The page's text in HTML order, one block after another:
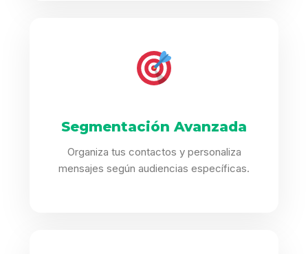
Segmentación Avanzada
Organiza tus contactos y personaliza
mensajes según audiencias específicas.